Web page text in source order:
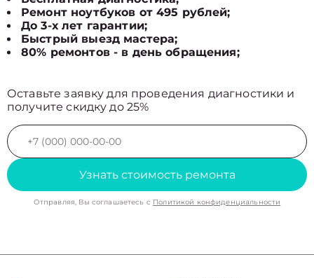
Ремонт ноутбуков от 495 рублей;
До 3-х лет гарантии;
Быстрый выезд мастера;
80% ремонтов - в день обращения;
Оставьте заявку для проведения диагностики и
получите скидку до 25%
Узнать стоимость ремонта
Отправляя, Вы соглашаетесь с Политикой конфиденциальности